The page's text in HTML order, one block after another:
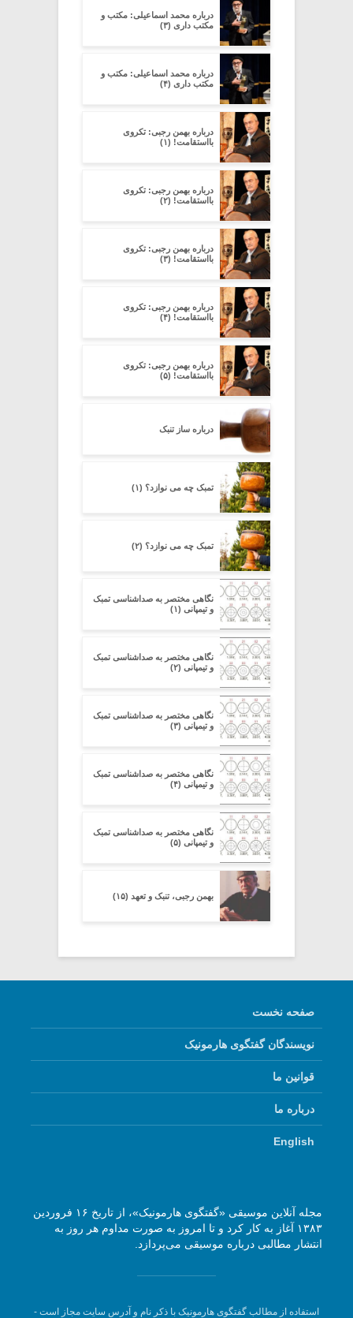
درباره محمد اسماعیلی: مکتب و
مکتب داری (۳)
درباره محمد اسماعیلی: مکتب و
مکتب داری (۴)
درباره بهمن رجبی: تکروی
بااستقامت! (۱)
درباره بهمن رجبی: تکروی
بااستقامت! (۲)
درباره بهمن رجبی: تکروی
بااستقامت! (۳)
درباره بهمن رجبی: تکروی
بااستقامت! (۴)
درباره بهمن رجبی: تکروی
بااستقامت! (۵)
درباره ساز تنبک
تمبک چه می نوازد؟ (۱)
تمبک چه می نوازد؟ (۲)
نگاهی مختصر به صداشناسی تمبک
و تیمپانی (۱)
نگاهی مختصر به صداشناسی تمبک
و تیمپانی (۲)
نگاهی مختصر به صداشناسی تمبک
و تیمپانی (۳)
نگاهی مختصر به صداشناسی تمبک
و تیمپانی (۴)
نگاهی مختصر به صداشناسی تمبک
و تیمپانی (۵)
بهمن رجبی، تنبک و تعهد (۱۵)
صفحه نخست
نویسندگان گفتگوی هارمونیک
قوانین ما
درباره ما
English
مجله آنلاین موسیقی «گفتگوی هارمونیک»، از تاریخ ۱۶ فروردین
۱۳۸۳ آغاز به کار کرد و تا امروز به صورت مداوم هر روز به
انتشار مطالبی درباره موسیقی می‌پردازد.
استفاده از مطالب گفتگوی هارمونیک با ذکر نام و آدرس سایت مجاز است -